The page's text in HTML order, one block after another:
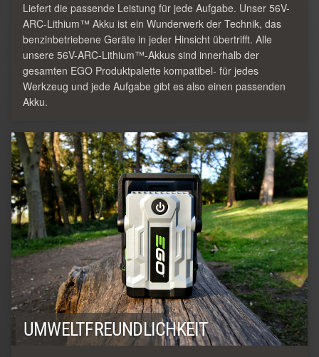
Liefert die passende Leistung für jede Aufgabe. Unser 56V-
ARC-Lithium™ Akku ist ein Wunderwerk der Technik, das
benzinbetriebene Geräte in jeder Hinsicht übertrifft. Alle
unsere 56V-ARC-Lithium™-Akkus sind innerhalb der
gesamten EGO Produktpalette kompatibel- für jedes
Werkzeug und jede Aufgabe gibt es also einen passenden
Akku.
UMWELTFREUNDLICHKEIT